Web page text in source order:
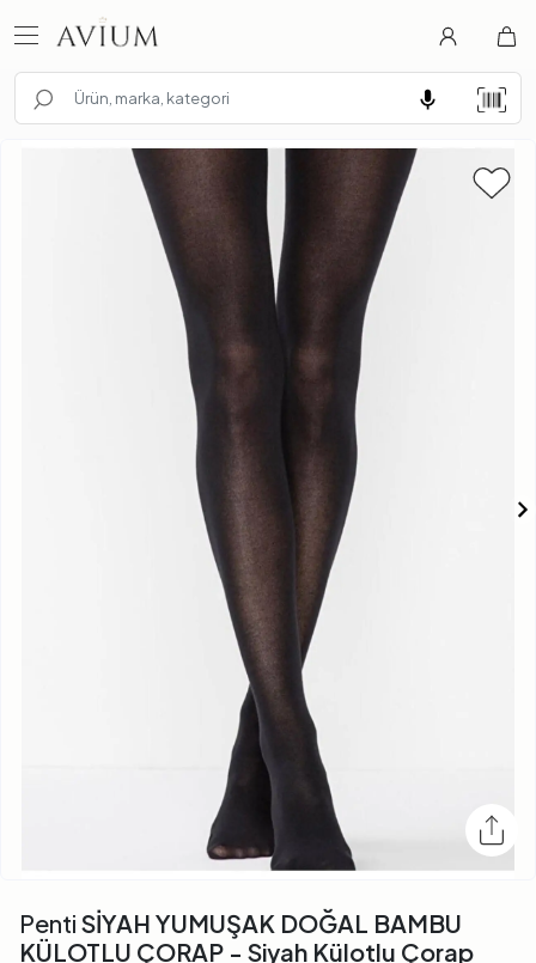
Penti SİYAH YUMUŞAK DOĞAL BAMBU
KÜLOTLU ÇORAP - Siyah Külotlu Çorap